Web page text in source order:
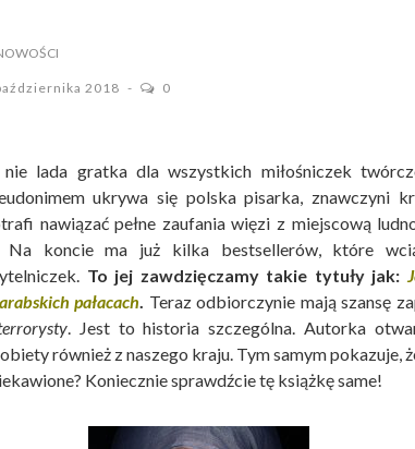
2018 0
lada gratka dla wszystkich miłośniczek
ukrywa się polska pisarka, znawczyni
nawiązać pełne zaufania więzi z miejscową
Na koncie ma już kilka bestsellerów, które
To jej zawdzięczamy takie tytuły jak:
pałacach. Teraz odbiorczynie mają szansę
. Jest to historia szczególna. Autorka
również z naszego kraju. Tym samym pokazuje,
Koniecznie sprawdźcie tę książkę same!